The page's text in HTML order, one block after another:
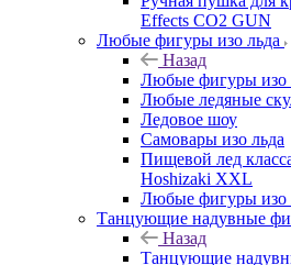
Effects CO2 GUN
Любые фигуры изо льда
Назад
Любые фигуры изо
Любые ледяные
Ледовое шоу
Самовары изо льда
Пищевой лед
Hoshizaki XXL
Любые фигуры изо
Танцующие надувные
Назад
Танцующие